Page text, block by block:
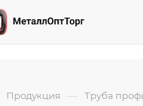
Продукция — Труба